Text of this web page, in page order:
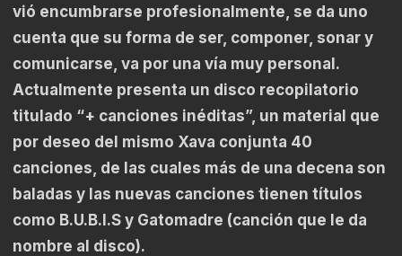
vió encumbrarse profesionalmente, se da uno
cuenta que su forma de ser, componer, sonar y
comunicarse, va por una vía muy personal.
Actualmente presenta un disco recopilatorio
titulado “+ canciones inéditas”, un material que
por deseo del mismo Xava conjunta 40
canciones, de las cuales más de una decena son
baladas y las nuevas canciones tienen títulos
como B.U.B.I.S y Gatomadre (canción que le da
nombre al disco).